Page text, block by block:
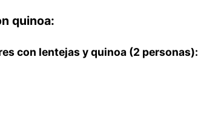
quinoa:
con lentejas y quinoa (2 personas):